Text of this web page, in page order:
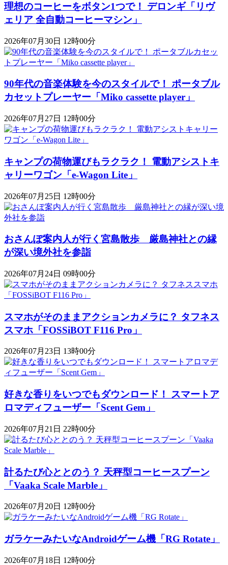
理想のコーヒーをボタン1つで！ デロンギ「リヴ
ェリア 全自動コーヒーマシン」
2026年07月30日 12時00分
90年代の音楽体験を今のスタイルで！ ポータブル
カセットプレーヤー「Miko cassette player」
2026年07月27日 12時00分
キャンプの荷物運びもラクラク！ 電動アシストキ
ャリーワゴン「​​e-Wagon Lite」
2026年07月25日 12時00分
おさんぽ案内人が行く宮島散歩 厳島神社との縁
が深い境外社を参詣
2026年07月24日 09時00分
スマホがそのままアクションカメラに？ タフネス
スマホ「FOSSiBOT F116 Pro」
2026年07月23日 13時00分
好きな香りをいつでもダウンロード！ スマートア
ロマディフューザー「Scent Gem」
2026年07月21日 22時00分
計るたび心ととのう？ 天秤型コーヒースプーン
「Vaaka Scale Marble」
2026年07月20日 12時00分
ガラケーみたいなAndroidゲーム機「RG Rotate」
2026年07月18日 12時00分